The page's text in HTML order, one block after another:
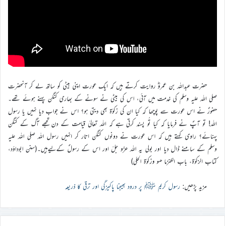
حضرت عبداللہ بن عمروؓ روایت کرتے ہیں کہ ایک عورت اپنی بیٹی کو ساتھ لے کر آنحضرت
صلی اللہ علیہ وسلم کی خدمت میں آئی، اس کی بیٹی نے سونے کے بھاری کنگن پہنے ہوئے تھے۔
حضورؐ نے اس عورت سے پوچھا کہ کیا ان کی زکوٰۃ بھی دیتی ہو؟ اس نے جواب دیا نہیں یا رسول
اللہ! تو آپؐ نے فرمایا کہ کیا تُو پسند کرتی ہے کہ اللہ تعالیٰ قیامت کے دن تجھے آگ کے کنگن
پہنائے؟ راوی کہتے ہیں کہ اس عورت نے دونوں کنگن اتار کر انہیں رسول اللہ صلی اللہ علیہ
وسلم کے سامنے ڈال دیا اور بولی یہ اللہ عزّو جلّ اور اس کے رسولؐ کےلیےہیں۔(سنن ابوداؤد،
کتاب الزکوٰۃ، باب الکنزما ھو وزکوٰۃ الحلی)
مزید پڑھیں: رسول کریم ﷺ پر درود بھیجنا پاکیزگی اور ترقی کا ذریعہ